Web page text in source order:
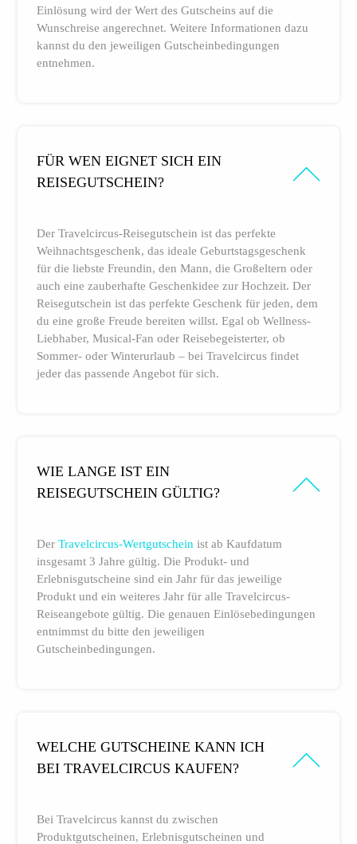
Einlösung wird der Wert des Gutscheins auf die
Wunschreise angerechnet. Weitere Informationen dazu
kannst du den jeweiligen Gutscheinbedingungen
entnehmen.
FÜR WEN EIGNET SICH EIN
REISEGUTSCHEIN?
Der Travelcircus-Reisegutschein ist das perfekte
Weihnachtsgeschenk, das ideale Geburtstagsgeschenk
für die liebste Freundin, den Mann, die Großeltern oder
auch eine zauberhafte Geschenkidee zur Hochzeit. Der
Reisegutschein ist das perfekte Geschenk für jeden, dem
du eine große Freude bereiten willst. Egal ob Wellness-
Liebhaber, Musical-Fan oder Reisebegeisterter, ob
Sommer- oder Winterurlaub – bei Travelcircus findet
jeder das passende Angebot für sich.
WIE LANGE IST EIN
REISEGUTSCHEIN GÜLTIG?
DerTravelcircus-Wertgutschein ist ab Kaufdatum
insgesamt 3 Jahre gültig. Die Produkt- und
Erlebnisgutscheine sind ein Jahr für das jeweilige
Produkt und ein weiteres Jahr für alle Travelcircus-
Reiseangebote gültig. Die genauen Einlösebedingungen
entnimmst du bitte den jeweiligen
Gutscheinbedingungen.
WELCHE GUTSCHEINE KANN ICH
BEI TRAVELCIRCUS KAUFEN?
Bei Travelcircus kannst du zwischen
Produktgutscheinen, Erlebnisgutscheinen und